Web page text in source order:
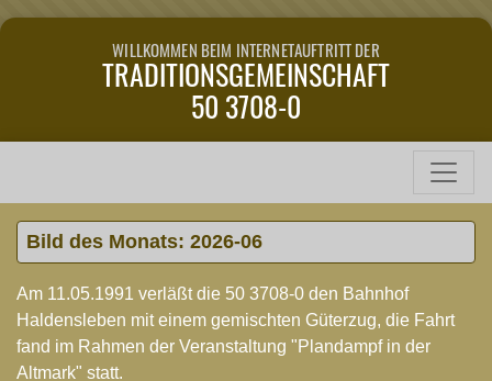
WILLKOMMEN BEIM INTERNETAUFTRITT DER
TRADITIONSGEMEINSCHAFT
50 3708-0
Bild des Monats: 2026-06
Am 11.05.1991 verläßt die 50 3708-0 den Bahnhof
Haldensleben mit einem gemischten Güterzug, die Fahrt
fand im Rahmen der Veranstaltung "Plandampf in der
Altmark" statt.